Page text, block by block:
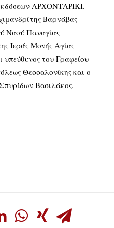
ΑΡΧΟΝΤΑΡΙΚΙ.
Βαρνάβας
Ναού Παναγίας
Ιεράς Μονής Αγίας
του Γραφείου
Θεσσαλονίκης και ο
Βασιλάκος.